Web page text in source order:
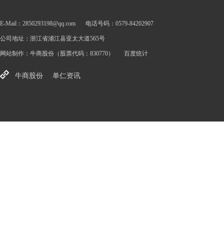
E-Mail：2850293198@qq.com 电话号码：0579-84202907
公司地址：浙江省浦江县亚太大道565号
网站制作： 牛商股份 （股票代码：830770） 百度统计
牛商股份 单仁资讯